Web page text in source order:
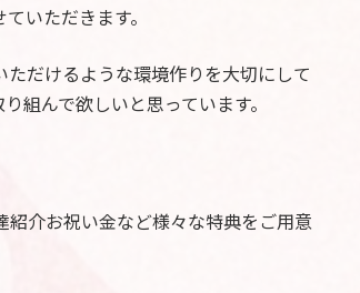
いただきます。
だけるような環境作りを大切にして
組んで欲しいと思っています。
介お祝い金など様々な特典をご用意